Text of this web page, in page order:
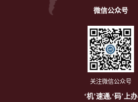
微信公众号
关注微信公众号
‘机’速通,‘码’上办